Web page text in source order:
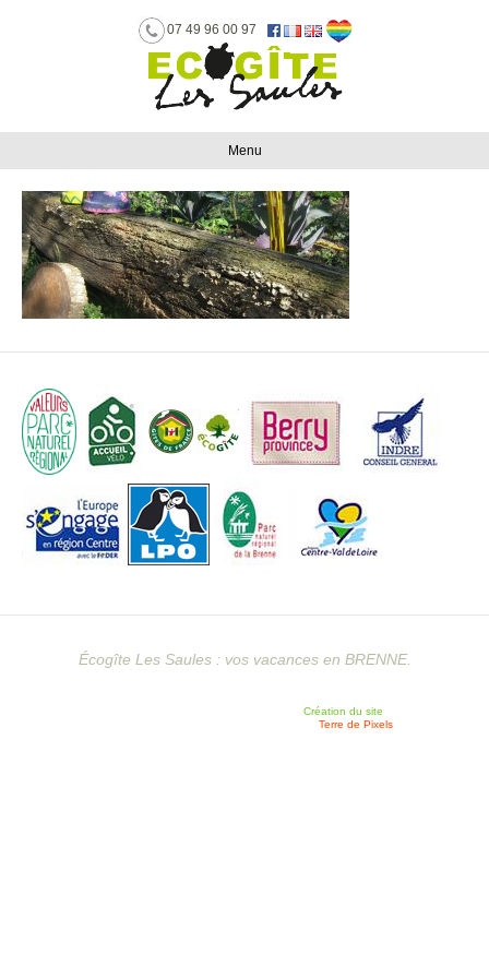
07 49 96 00 97
Menu
Écogîte Les Saules : vos vacances en BRENNE.
Création du site
Terre de Pixels